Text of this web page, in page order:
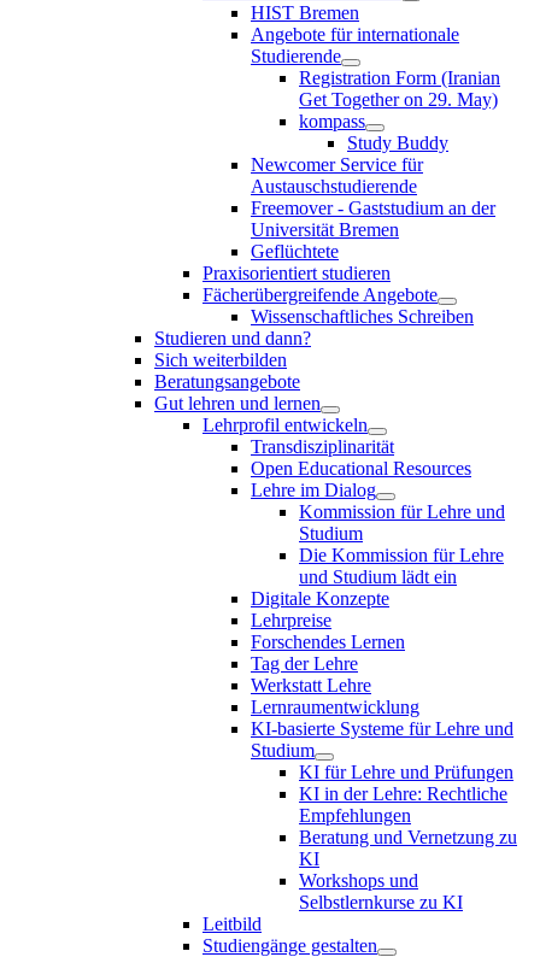
HIST Bremen
Angebote für internationale
Studierende
Registration Form (Iranian
Get Together on 29. May)
kompass
Study Buddy
Newcomer Service für
Austauschstudierende
Freemover - Gaststudium an der
Universität Bremen
Geflüchtete
Praxisorientiert studieren
Fächerübergreifende Angebote
Wissenschaftliches Schreiben
Studieren und dann?
Sich weiterbilden
Beratungsangebote
Gut lehren und lernen
Lehrprofil entwickeln
Transdisziplinarität
Open Educational Resources
Lehre im Dialog
Kommission für Lehre und
Studium
Die Kommission für Lehre
und Studium lädt ein
Digitale Konzepte
Lehrpreise
Forschendes Lernen
Tag der Lehre
Werkstatt Lehre
Lernraumentwicklung
KI-basierte Systeme für Lehre und
Studium
KI für Lehre und Prüfungen
KI in der Lehre: Rechtliche
Empfehlungen
Beratung und Vernetzung zu
KI
Workshops und
Selbstlernkurse zu KI
Leitbild
Studiengänge gestalten